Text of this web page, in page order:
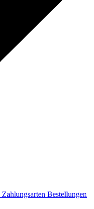
Zahlungsarten Bestellungen